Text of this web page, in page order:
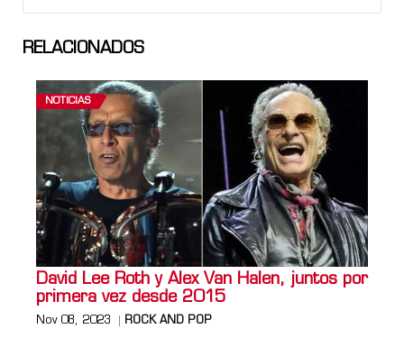
RELACIONADOS
NOTICIAS
David Lee Roth y Alex Van Halen, juntos por
primera vez desde 2015
Nov 08, 2023 ROCK AND POP